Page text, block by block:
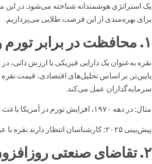
برای بهره‌مندی از این فرصت طلایی می‌پردازیم.
۱. محافظت در برابر تورم و بی‌ثباتی اقتصادی
نقره به‌عنوان یک دارایی فیزیکی با ارزش ذاتی،
پایین‌تر. بر اساس تحلیل‌های اقتصادی، قیمت
سرمایه‌گذاران عمل می‌کند.
مثال: در دهه ۱۹۷۰، افزایش تورم در آمریکا باعث رشد ۴۰۰ درصدی قیمت نقره شد.
پیش‌بینی ۲۰۲۵: کارشناسان انتظار دارند نقره با عبور از سد ۸۹ دلار در هر اونس، رکوردهای جدیدی ثبت کند.
۲. تقاضای صنعتی روزافزون